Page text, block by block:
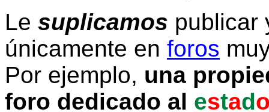
Le suplicamos publicar
únicamente en foros
Por ejemplo, una
foro dedicado al estad